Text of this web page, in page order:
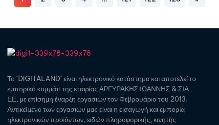
Το "DIGITALAND" είναι ηλεκτρονικό κατάστημα και αποτελεί το
εμπορικό κομμάτι της εταιρίας ΑΡΓΥΡΑΚΗΣ ΙΩΑΝΝΗΣ & ΣΙΑ
ΕΕ, με επίσημη έναρξη εργασιών τον Φεβρουάριο του 2013.
Αντικείμενο των εργασιών μας είναι η εισαγωγή και εμπορία
ηλεκτρονικών προϊόντων, ειδών πληροφορικής, κινητής